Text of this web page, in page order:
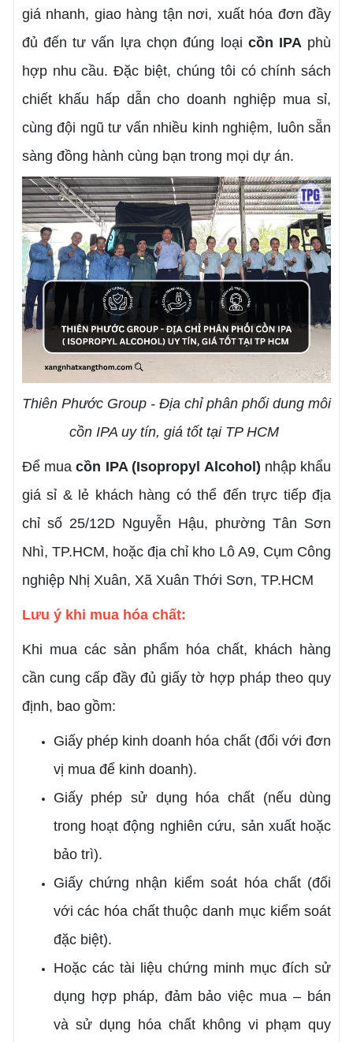
giá nhanh, giao hàng tận nơi, xuất hóa đơn đầy
đủ đến tư vấn lựa chọn đúng loại cồn IPA phù
hợp nhu cầu. Đặc biệt, chúng tôi có chính sách
chiết khấu hấp dẫn cho doanh nghiệp mua sỉ,
cùng đội ngũ tư vấn nhiều kinh nghiệm, luôn sẵn
sàng đồng hành cùng bạn trong mọi dự án.
Thiên Phước Group - Địa chỉ phân phối dung môi
cồn IPA uy tín, giá tốt tại TP HCM
Để muacồn IPA (Isopropyl Alcohol) nhập khẩu
giá sỉ & lẻ khách hàng có thể đến trực tiếp địa
chỉ số 25/12D Nguyễn Hậu, phường Tân Sơn
Nhì, TP.HCM, hoặc địa chỉ kho Lô A9, Cụm Công
nghiệp Nhị Xuân, Xã Xuân Thới Sơn, TP.HCM
Lưu ý khi mua hóa chất:
Khi mua các sản phẩm hóa chất, khách hàng
cần cung cấp đầy đủ giấy tờ hợp pháp theo quy
định, bao gồm:
Giấy phép kinh doanh hóa chất (đối với đơn
vị mua để kinh doanh).
Giấy phép sử dụng hóa chất (nếu dùng
trong hoạt động nghiên cứu, sản xuất hoặc
bảo trì).
Giấy chứng nhận kiểm soát hóa chất (đối
với các hóa chất thuộc danh mục kiểm soát
đặc biệt).
Hoặc các tài liệu chứng minh mục đích sử
dụng hợp pháp, đảm bảo việc mua – bán
và sử dụng hóa chất không vi phạm quy